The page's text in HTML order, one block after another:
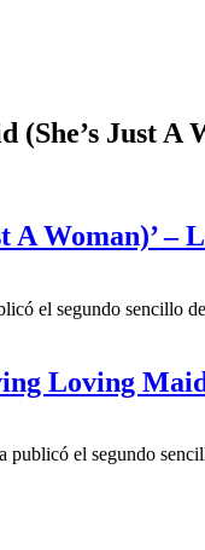
Just A
A Woman)’ –
el segundo sencillo
Loving Maid
publicó el segundo